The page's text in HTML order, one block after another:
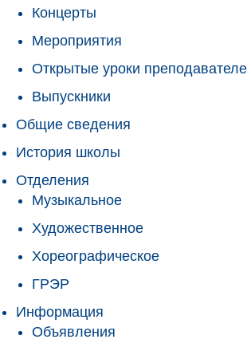
Концерты
Мероприятия
Открытые уроки
Выпускники
Общие сведения
История школы
Отделения
Музыкальное
Художественное
Хореографическое
ГРЭР
Информация
Объявления